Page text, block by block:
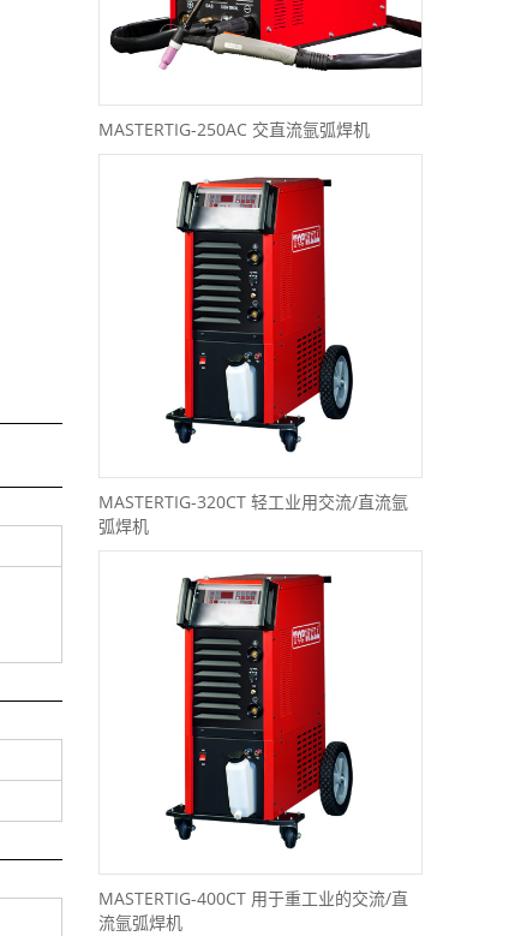
MASTERTIG-250AC 交直流氩弧焊机
MASTERTIG-320CT 轻工业用交流/直流氩
弧焊机
MASTERTIG-400CT 用于重工业的交流/直
流氩弧焊机